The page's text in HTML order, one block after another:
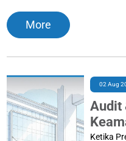
More
02 Aug
Audit
Ketika